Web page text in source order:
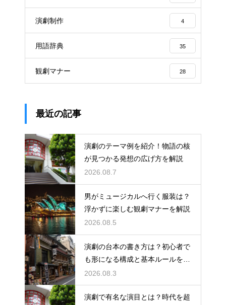
演劇制作 4
用語辞典 35
観劇マナー 28
最近の記事
演劇のテーマ例を紹介！物語の核
が見つかる発想の広げ方を解説
2026.08.7
男がミュージカルへ行く服装は？
浮かずに楽しむ観劇マナーを解説
2026.08.5
演劇の台本の書き方は？初心者で
も形になる構成と基本ルールを解
説
2026.08.3
演劇で有名な演目とは？時代を超